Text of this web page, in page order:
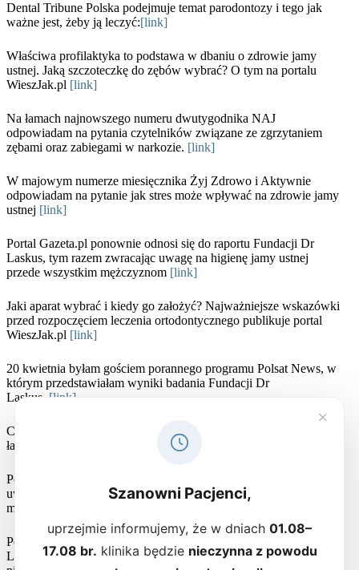
Dental Tribune Polska podejmuje temat parodontozy i tego jak
ważne jest, żeby ją leczyć:[link]
Właściwa profilaktyka to podstawa w dbaniu o zdrowie jamy
ustnej. Jaką szczoteczkę do zębów wybrać? O tym na portalu
WieszJak.pl [link]
Na łamach najnowszego numeru dwutygodnika NAJ
odpowiadam na pytania czytelników związane ze zgrzytaniem
zębami oraz zabiegami w narkozie. [link]
W majowym numerze miesięcznika Żyj Zdrowo i Aktywnie
odpowiadam na pytanie jak stres może wpływać na zdrowie jamy
ustnej [link]
Portal Gazeta.pl ponownie odnosi się do raportu Fundacji Dr
Laskus, tym razem zwracając uwagę na higienę jamy ustnej
przede wszystkim mężczyznom [link]
Jaki aparat wybrać i kiedy go założyć? Najważniejsze wskazówki
przed rozpoczęciem leczenia ortodontycznego publikuje portal
WieszJak.pl [link]
20 kwietnia byłam gościem porannego programu Polsat News, w
którym przedstawiałam wyniki badania Fundacji Dr
Laskus. [link]
Co jest najcenniejsze w biznesie? Na to pytanie odpowiadam na
łamach finansowego magazynu %[link]
Portal Senior.pl publikuje badania Fundacji Dr Laskus zwracając
uwagę na różnice w dbałości o higienę pomiędzy kobietami a
mężczyznami
Portal infodent24.pl przedstawia wyniki raportu Fundacji Dr
Laskus i zwraca uwagę na fakt, że mężczyźni myją zęby rzadziej
Szanowni Pacjenci,
uprzejmie informujemy, że w dniach 01.08–
17.08 br. klinika będzie nieczynna z powodu
×